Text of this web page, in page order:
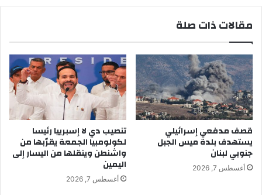
مقالات ذات صلة
قصف مدفعي إسرائيلي
يستهدف بلدة ميس الجبل
جنوبي لبنان
أغسطس 7, 2026
تنصيب دي لا إسبرييا رئيسا
لكولومبيا الجمعة يقرّبها من
واشنطن وينقلها من اليسار إلى
اليمين
أغسطس 7, 2026